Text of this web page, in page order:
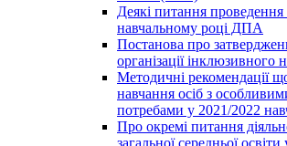
Деякі питання проведення
навчальному році ДПА
Постанова про
організації інклюзивного
Методичні рекомендації
навчання осіб з
потребами у 2021/2022
Про окремі питання
загальної середньої